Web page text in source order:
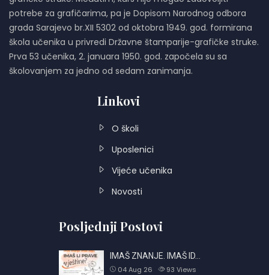
potrebe za grafičarima, pa je Dopisom Narodnog odbora
grada Sarajevo br.XII 5302 od oktobra 1949. god. formirana
škola učenika u privredi Državne štamparije-grafičke struke.
Prva 53 učenika, 2. januara 1950. god. započela su sa
školovanjem za jedno od sedam zanimanja.
Linkovi
O školi
Uposlenici
Vijeće učenika
Novosti
Posljednji Postovi
IMAŠ ZNANJE. IMAŠ ID…
04 Aug 26
93 Views